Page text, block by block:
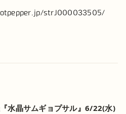
strJ000033505/
水晶サムギョプサル』6/22(水)